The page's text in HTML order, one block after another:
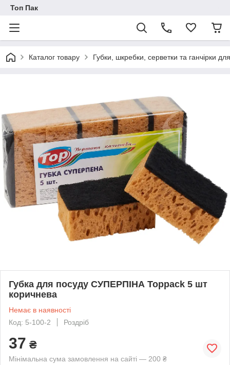
Топ Пак
Каталог товару Губки, шкребки, серветки та ганчірки
Губка для посуду СУПЕРПІНА Toppack 5 шт
коричнева
Немає в наявності
Код: 5-100-2
Роздріб
37 ₴
Мінімальна сума замовлення на сайті — 200 ₴